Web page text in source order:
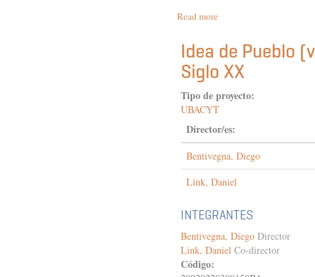
Read more
teórico-
metodológicas
en
disputa
en
las
históricas
del
Instituto
de
Filología
Sistematización
interpretación
críticas
Idea de Pueblo
Siglo XX
Tipo de proyecto:
UBACYT
Director/es:
Bentivegna, Diego
Link, Daniel
INTEGRANTES
Bentivegna, Diego Director
Link, Daniel Co-director
Código: